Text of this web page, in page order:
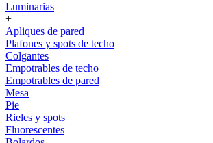
Luminarias
+
Apliques de pared
Plafones y spots de techo
Colgantes
Empotrables de techo
Empotrables de pared
Mesa
Pie
Rieles y spots
Fluorescentes